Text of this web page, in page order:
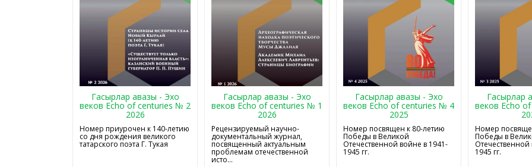
Гасырлар авазы - Эхо
веков Echo of centuries № 2
2026
Номер приурочен к 140-летию
со дня рождения великого
татарского поэта Г. Тукая
Гасырлар авазы - Эхо
веков Echo of centuries № 1
2026
Рецензируемый научно-
документальный журнал,
посвященный актуальным
проблемам отечественной
исто...
Гасырлар авазы - Эхо
веков Echo of centuries № 4
2025
Номер посвящен к 80-летию
Победы в Великой
Отечественной войне в 1941-
1945 гг.
Гасырлар
веков Echo
Номер
Победы в
1945 гг.